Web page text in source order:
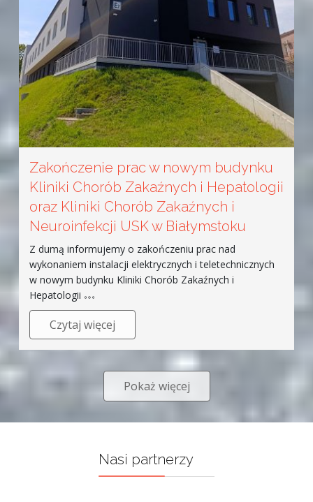
Zakończenie prac w nowym budynku
Kliniki Chorób Zakaźnych i Hepatologii
oraz Kliniki Chorób Zakaźnych i
Neuroinfekcji USK w Białymstoku
Z dumą informujemy o zakończeniu prac nad
wykonaniem instalacji elektrycznych i teletechnicznych
w nowym budynku Kliniki Chorób Zakaźnych i
Hepatologii
Czytaj więcej
Pokaż więcej
Nasi partnerzy